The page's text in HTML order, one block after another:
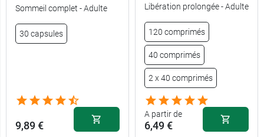
Sommeil complet - Adulte
30 capsules
9,89 €
Libération prolongée - Adulte
120 comprimés
40 comprimés
2 x 40 comprimés
A partir de
6,49 €